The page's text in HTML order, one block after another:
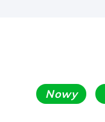
Nowy